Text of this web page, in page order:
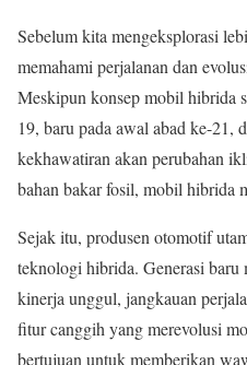
Sebelum kita mengeksplorasi
memahami perjalanan dan
Meskipun konsep mobil hibrida
19, baru pada awal abad ke-21,
kekhawatiran akan perubahan
bahan bakar fosil, mobil hibrida
Sejak itu, produsen otomotif
teknologi hibrida. Generasi
kinerja unggul, jangkauan
fitur canggih yang merevolusi
bertujuan untuk memberikan